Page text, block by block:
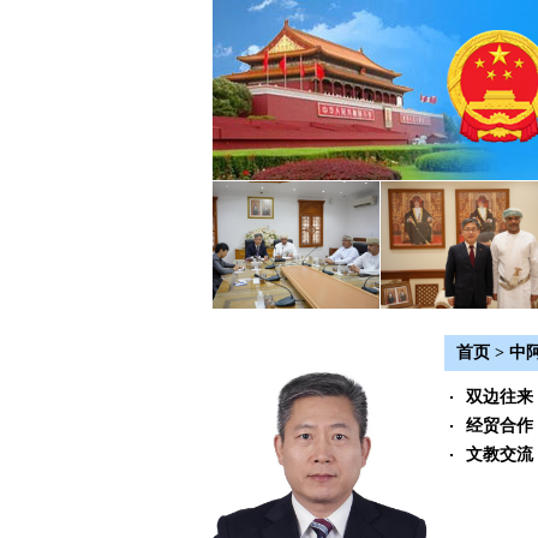
首页 > 中
双边往来
经贸合作
文教交流